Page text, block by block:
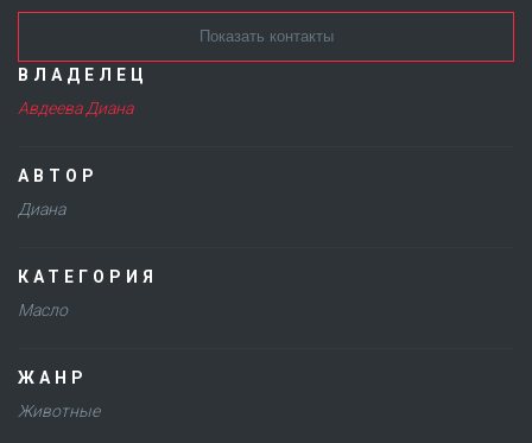
Показать контакты
ВЛАДЕЛЕЦ
Авдеева Диана
АВТОР
Диана
КАТЕГОРИЯ
Масло
ЖАНР
Животные